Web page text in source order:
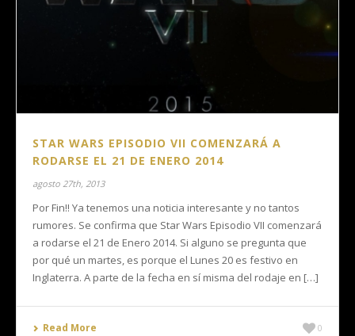
STAR WARS EPISODIO VII COMENZARÁ A
RODARSE EL 21 DE ENERO 2014
agosto 27th, 2013
Por Fin!! Ya tenemos una noticia interesante y no tantos
rumores. Se confirma que Star Wars Episodio VII comenzará
a rodarse el 21 de Enero 2014. Si alguno se pregunta que
por qué un martes, es porque el Lunes 20 es festivo en
Inglaterra. A parte de la fecha en sí misma del rodaje en […]
Read More 0